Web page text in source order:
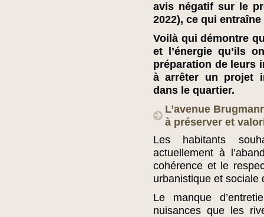
avis négatif sur le
2022), ce qui
Voilà qui démontre
et l’énergie qu’ils
préparation de leurs
à arrêter un projet
dans le quartier.
L’avenue
à préserver et
Les habitants
actuellement à
cohérence et le
urbanistique et sociale
Le manque
nuisances que les